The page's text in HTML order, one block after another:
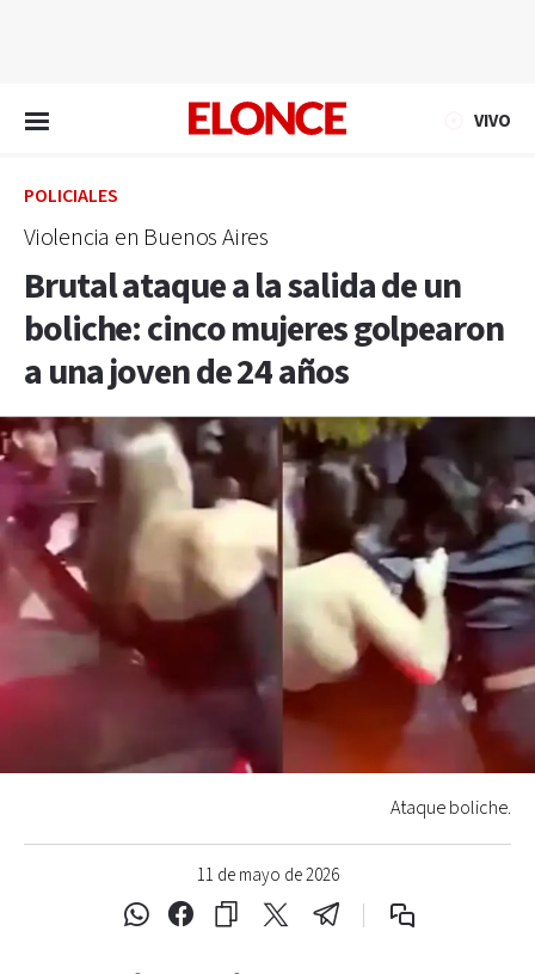
VIVO
POLICIALES
Violencia en Buenos Aires
Brutal ataque a la salida de un
boliche: cinco mujeres golpearon
a una joven de 24 años
11 de mayo de 2026
Ataque boliche.